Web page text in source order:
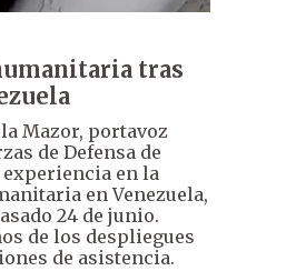
tras
Mazor, portavoz
de Defensa de
en la
en Venezuela,
24 de junio.
de los despliegues
de asistencia.